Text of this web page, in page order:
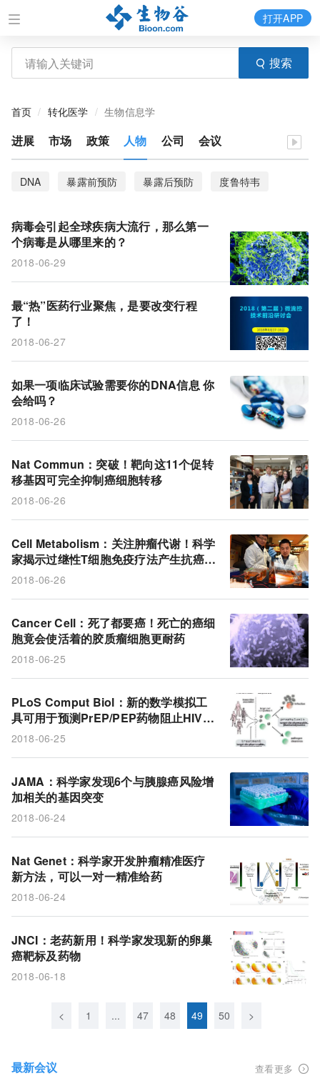
搜索
打开APP
首页 转化医学 生物信息学
进展 市场 政策 人物 公司 会议
DNA 暴露前预防 暴露后预防
度鲁特韦
卵巢癌
新药 靶标
精准医疗
患癌风险
外泌体 微流控 液体活检 高敏检测 肿瘤诊断
临床试验
疗法
药物
靶点 肿瘤代谢 转移
癌症
遗传特性
病毒会引起全球疾病大流行，那么第一
个病毒是从哪里来的？
2018-06-29
最“热”医药行业聚焦，是要改变行程
了！
2018-06-27
如果一项临床试验需要你的DNA信息 你
会给吗？
2018-06-26
Nat Commun：突破！靶向这11个促转
移基因可完全抑制癌细胞转移
2018-06-26
Cell Metabolism：关注肿瘤代谢！科学
家揭示过继性T细胞免疫疗法产生抗癌疗
效的机制
2018-06-26
Cancer Cell：死了都要癌！死亡的癌细
胞竟会使活着的胶质瘤细胞更耐药
2018-06-25
PLoS Comput Biol：新的数学模拟工
具可用于预测PrEP/PEP药物阻止HIV感
染的疗效
2018-06-25
JAMA：科学家发现6个与胰腺癌风险增
加相关的基因突变
2018-06-24
Nat Genet：科学家开发肿瘤精准医疗
新方法，可以一对一精准给药
2018-06-24
JNCI：老药新用！科学家发现新的卵巢
癌靶标及药物
2018-06-18
< 1 ... 47 48 49 50 >
最新会议 查看更多